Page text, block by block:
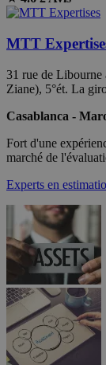
MTT
31 rue de
Ziane), 5°ét. La
Casablanca -
Fort d'une
marché de
Experts en